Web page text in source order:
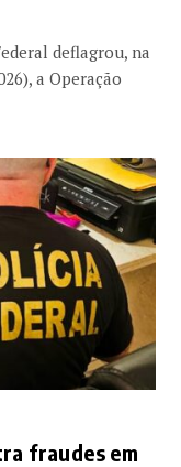
deflagrou, na
a Operação
fraudes em